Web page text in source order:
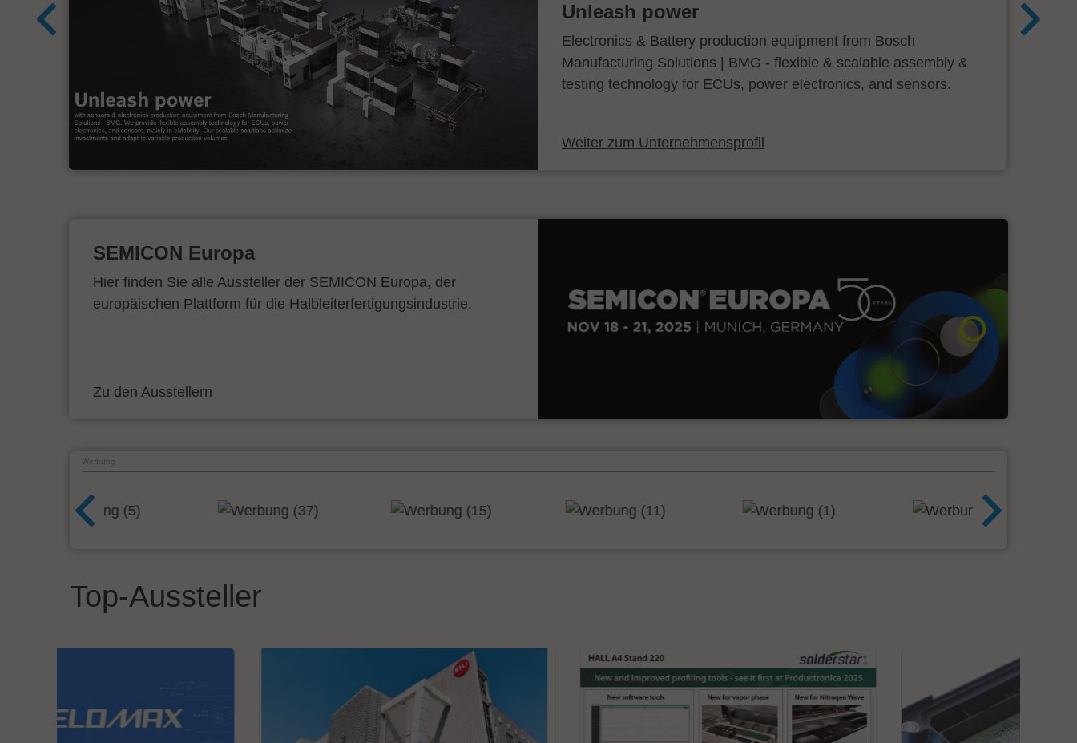
Unleash power
Electronics & Battery production equipment from Bosch
Manufacturing Solutions | BMG - flexible & scalable assembly &
testing technology for ECUs, power electronics, and sensors.
Weiter zum Unternehmensprofil
SEMICON Europa
Hier finden Sie alle Aussteller der SEMICON Europa, der
europäischen Plattform für die Halbleiterfertigungsindustrie.
Zu den Ausstellern
Werbung
Top-Aussteller